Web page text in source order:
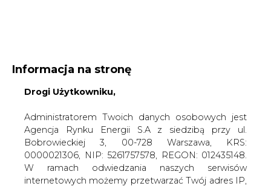
Administratorem Twoich danych osobowych jest
Bobrowieckiej 3, 00-728 Warszawa, KRS:
W ramach odwiedzania naszych serwisów
internetowych możemy przetwarzać Twój adres IP,
pliki cookies i podobne dane nt. aktywności lub
urządzeń użytkownika. Jeżeli dane te pozwalają
zidentyfikować Twoją tożsamość, wówczas będą
traktowane dodatkowo jako dane osobowe